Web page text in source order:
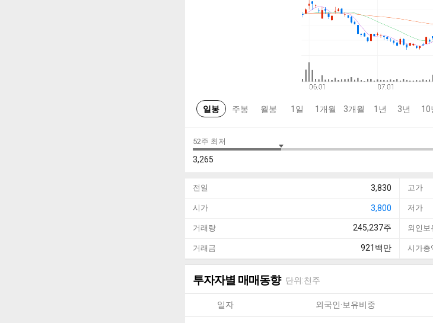
일봉 주봉 월봉 1일 1개월 3개월 1년 3년 10
52주 최저
3,265
전일 3,830 고가
시가 3,800 저가
거래량 245,237주 외인보
거래금 921 백만 시가총
투자자별 매매동향 단위:천주
일자 외국인·보유비중